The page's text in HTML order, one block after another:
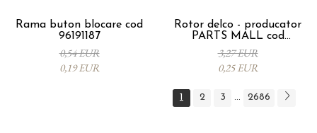
Rama buton blocare cod
96191187
0,54 EUR
0,19 EUR
Rotor delco - producator
PARTS MALL cod
33310A78B00-000
3,27 EUR
0,25 EUR
1 2 3 ... 2686